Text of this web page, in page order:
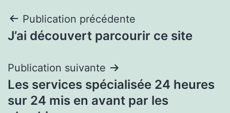
Navigation
de
l’article
Publication précédente
J’ai découvert parcourir ce site
Publication suivante
Les services spécialisée 24 heures
sur 24 mis en avant par les